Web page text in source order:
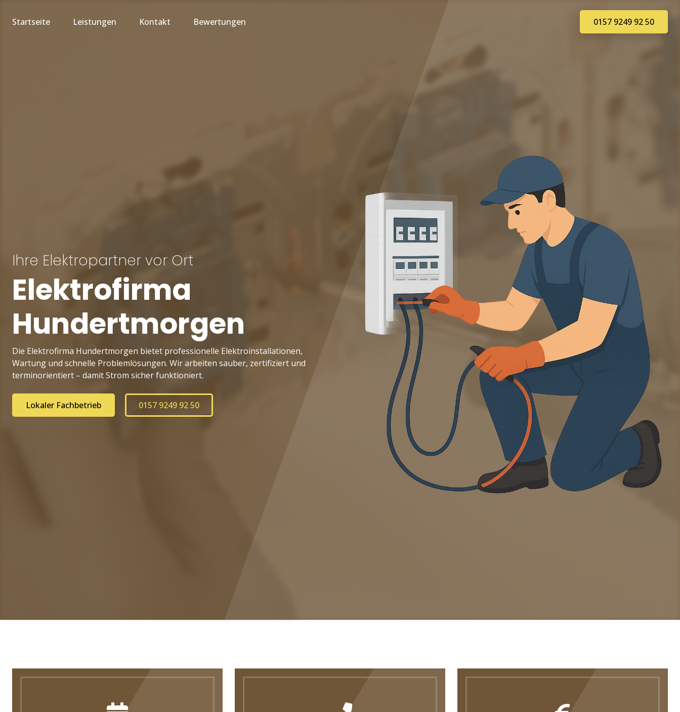
Startseite Leistungen Kontakt Bewertungen 0157 9249 92 50
Ihre Elektropartner vor Ort
Elektrofirma
Hundertmorgen
Die Elektrofirma Hundertmorgen bietet professionelle Elektroinstallationen,
Wartung und schnelle Problemlösungen. Wir arbeiten sauber, zertifiziert und
terminorientiert – damit Strom sicher funktioniert.
Lokaler Fachbetrieb 0157 9249 92 50